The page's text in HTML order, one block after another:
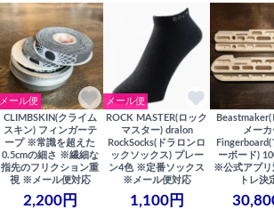
メール便
CLIMBSKIN(クライム
スキン) フィンガーテ
ープ ※常識を超えた
0.5cmの細さ ※繊細な
指先のフリクション重
視 ※メール便対応
2,200円
メール便
ROCK MASTER(ロック
マスター) dralon
RockSocks(ドラロンロ
ックソックス) プレー
ン4色 ※定番ソックス
※メール便対応
1,100円
メーカ
ーボード)
※公式アプ
トレ決